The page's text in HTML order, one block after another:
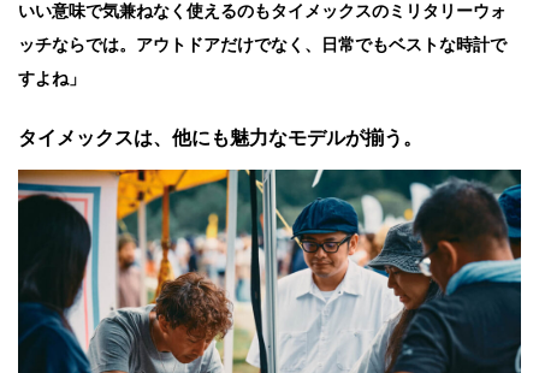
いい意味で気兼ねなく使えるのもタイメックスのミリタリーウォ
ッチならでは。アウトドアだけでなく、日常でもベストな時計で
すよね」
タイメックスは、他にも魅力なモデルが揃う。